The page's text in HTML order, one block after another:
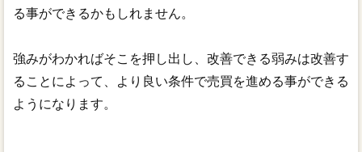
る事ができるかもしれません。
強みがわかればそこを押し出し、改善できる弱みは改善す
ることによって、より良い条件で売買を進める事ができる
ようになります。